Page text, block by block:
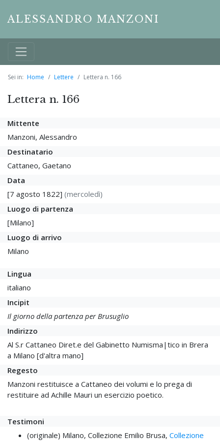
ALESSANDRO MANZONI
Sei in: Home Lettere Lettera n. 166
Lettera n. 166
Mittente
Manzoni, Alessandro
Destinatario
Cattaneo, Gaetano
Data
[7 agosto 1822] (mercoledì)
Luogo di partenza
[Milano]
Luogo di arrivo
Milano
Lingua
italiano
Incipit
Il giorno della partenza per Brusuglio
Indirizzo
Al S.r Cattaneo Diret.e del Gabinetto Numisma|tico in Brera
a Milano [d'altra mano]
Regesto
Manzoni restituisce a Cattaneo dei volumi e lo prega di
restituire ad Achille Mauri un esercizio poetico.
Testimoni
(originale) Milano, Collezione Emilio Brusa, Collezione